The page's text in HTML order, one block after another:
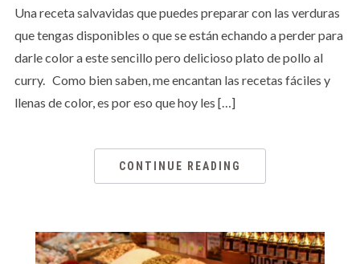
Una receta salvavidas que puedes preparar con las verduras
que tengas disponibles o que se están echando a perder para
darle color a este sencillo pero delicioso plato de pollo al
curry. Como bien saben, me encantan las recetas fáciles y
llenas de color, es por eso que hoy les […]
CONTINUE READING